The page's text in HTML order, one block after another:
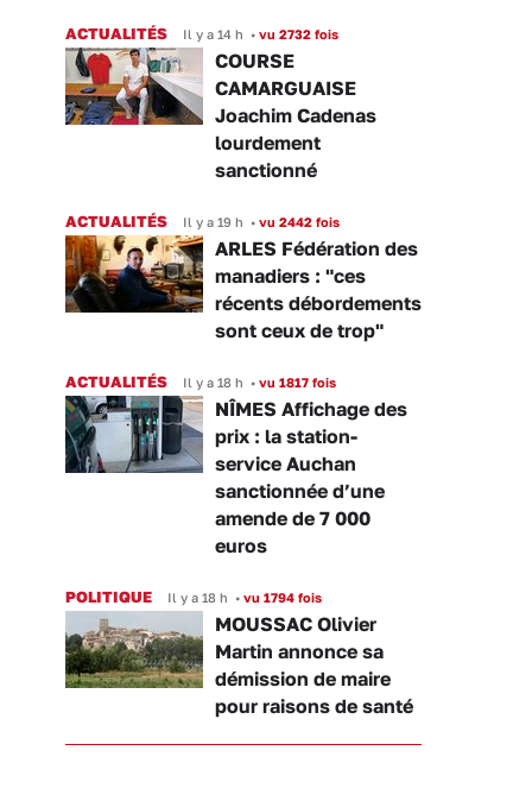
ACTUALITÉS Il y a 14 h • vu 2732 fois
COURSE
CAMARGUAISE
Joachim Cadenas
lourdement
sanctionné
ACTUALITÉS Il y a 19 h • vu 2442 fois
ARLES Fédération des
manadiers : "ces
récents débordements
sont ceux de trop"
ACTUALITÉS Il y a 18 h • vu 1817 fois
NÎMES Affichage des
prix : la station-
service Auchan
sanctionnée d’une
amende de 7 000
euros
POLITIQUE Il y a 18 h • vu 1794 fois
MOUSSAC Olivier
Martin annonce sa
démission de maire
pour raisons de santé